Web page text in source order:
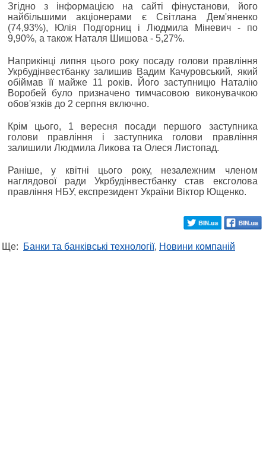
Згідно з інформацією на сайті фінустанови, його
найбільшими акціонерами є Світлана Дем'яненко
(74,93%), Юлія Подгорниц і Людмила Міневич - по
9,90%, а також Наталя Шишова - 5,27%.
Наприкінці липня цього року посаду голови правління
Укрбудінвестбанку залишив Вадим Качуровський, який
обіймав її майже 11 років. Його заступницю Наталію
Воробей було призначено тимчасовою виконувачкою
обов'язків до 2 серпня включно.
Крім цього, 1 вересня посади першого заступника
голови правління і заступника голови правління
залишили Людмила Ликова та Олеся Листопад.
Раніше, у квітні цього року, незалежним членом
наглядової ради Укрбудінвестбанку став ексголова
правління НБУ, експрезидент України Віктор Ющенко.
Ще: Банки та банківські технології, Новини компаній